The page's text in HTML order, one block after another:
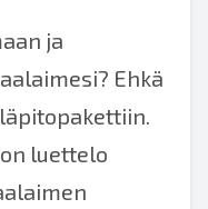
ja
Ehkä
luettelo